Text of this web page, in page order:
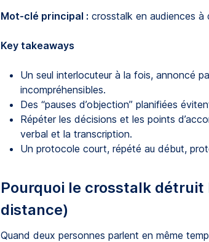
Mot-clé principal : crosstalk en audiences à
Key takeaways
Un seul interlocuteur à la fois, annoncé
incompréhensibles.
Des “pauses d’objection” planifiées
Répéter les décisions et les points
verbal et la transcription.
Un protocole court, répété au début,
Pourquoi le crosstalk détruit
distance)
Quand deux personnes parlent en même